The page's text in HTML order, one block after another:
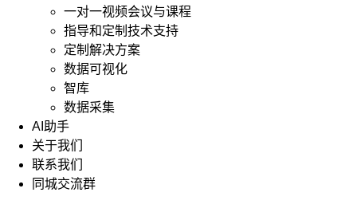
一对一视频会议与课程
指导和定制技术支持
定制解决方案
数据可视化
智库
数据采集
AI助手
关于我们
联系我们
同城交流群